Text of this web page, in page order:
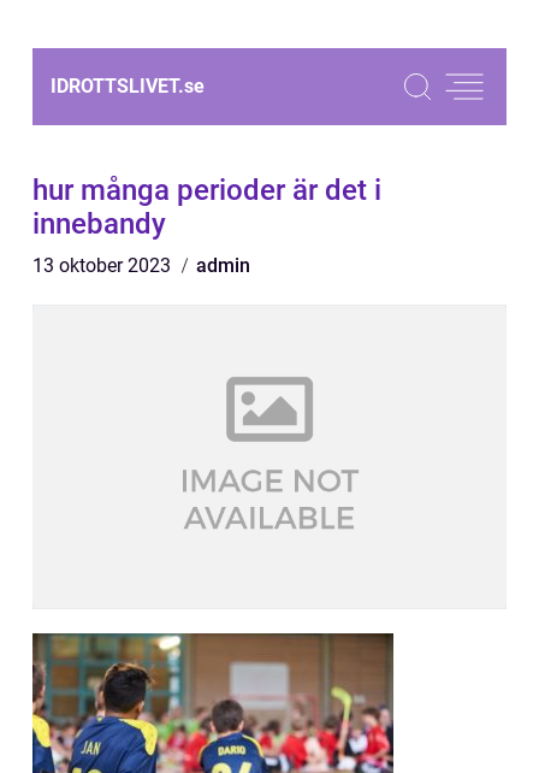
IDROTTSLIVET.se
hur många perioder är det i
innebandy
13 oktober 2023 admin